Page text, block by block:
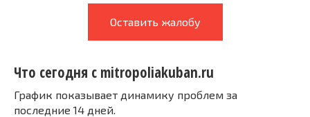
Оставить жалобу
Что сегодня с mitropoliakuban.ru
График показывает динамику проблем за
последние 14 дней.